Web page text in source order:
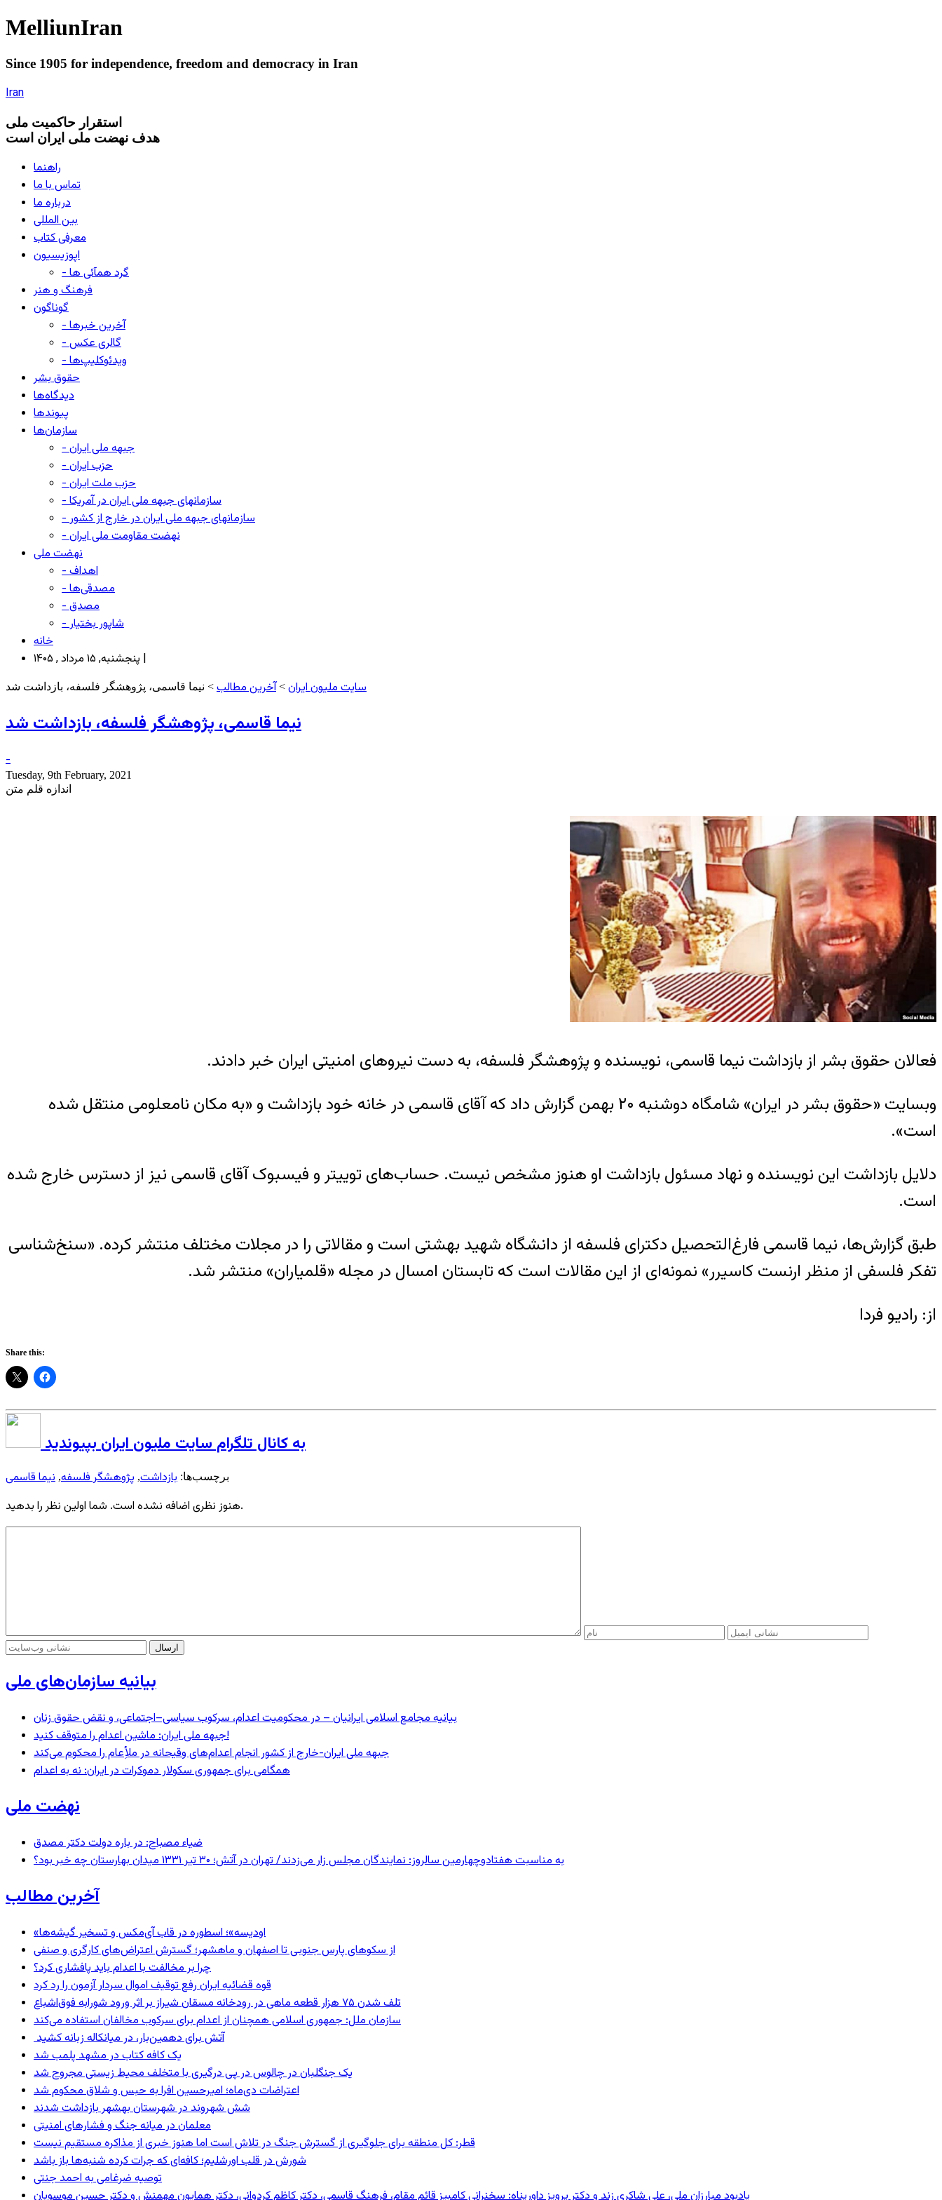
MelliunIran
Since 1905 for independence, freedom and democracy in Iran
Iran
استقرار حاکميت ملی
هدف نهضت ملی ایران است
راهنما
تماس با ما
درباره ما
بین المللی
معرفی کتاب
اپوزیسیون
- گرد همآئی ها
فرهنگ و هنر
گوناگون
- آخرین خبرها
- گالری عکس
- ویدئوکلیپ‌ها
حقوق بشر
دیدگاه‌ها
پیوندها
سازمان‌ها
- جبهه ملی ایران
- حزب ایران
- حزب ملت ایران
- سازمانهای جبهه ملی ایران در آمریکا
- سازمانهای جبهه ملی ایران در خارج از کشور
- نهضت مقاومت ملی ایران
نهضت ملی
- اهداف
- مصدقی‌ها
- مصدق
- شاپور بختیار
خانه
پنجشنبه, ۱۵ مرداد , ۱۴۰۵ |
سایت ملیون ایران >آخرین مطالب > نیما قاسمی، پژوهشگر فلسفه، بازداشت شد
نیما قاسمی، پژوهشگر فلسفه، بازداشت شد
-
Tuesday, 9th February, 2021
اندازه قلم متن
فعالان حقوق بشر از بازداشت نیما قاسمی، نویسنده و پژوهشگر فلسفه، به دست نیروهای امنیتی ایران خبر دادند.
وبسایت «حقوق بشر در ایران» شامگاه دوشنبه ۲۰ بهمن گزارش داد که آقای قاسمی در خانه خود بازداشت و «به مکان نامعلومی منتقل شده
است».
دلایل بازداشت این نویسنده و نهاد مسئول بازداشت او هنوز مشخص نیست. حساب‌های توییتر و فیسبوک آقای قاسمی نیز از دسترس خارج شده
است.
طبق گزارش‌ها، نیما قاسمی فارغ‌التحصیل دکترای فلسفه از دانشگاه شهید بهشتی است و مقالاتی را در مجلات مختلف منتشر کرده. «سنخ‌شناسی
تفکر فلسفی از منظر ارنست کاسیرر» نمونه‌ای از این مقالات است که تابستان امسال در مجله «قلمیاران» منتشر شد.
از: رادیو فردا
Share this:
به کانال تلگرام سایت ملیون ایران بپیوندید
برچسب‌ها: بازداشت, پژوهشگر فلسفه, نیما قاسمی
هنوز نظری اضافه نشده است. شما اولین نظر را بدهید.
بیانیه سازمان‌های ملی
بیانیه مجامع اسلامی ایرانیان – در محکومیت اعدام، سرکوب سیاسی–اجتماعی، و نقض حقوق زنان
جبهه ملی ایران: ماشین اعدام را متوقف کنید!
جبهه ملی ایران-خارج از کشور انجام اعدام‌های وقیحانه در ملأِعام را محکوم می‌کند
همگامی برای جمهوری سکولار دموکرات در ایران: نه به اعدام
نهضت ملی
ضیاء مصباح: در باره دولت دکتر مصدق
به مناسبت هفتادوچهارمین سالروز: نمایندگان مجلس زار می‌زدند/ تهران در آتش؛ ۳۰ تیر ۱۳۳۱ میدان بهارستان چه خبر بود؟
آخرین مطالب
«اودیسه»؛ اسطوره در قاب آی‌مکس و تسخیر گیشه‌ها
از سکوهای پارس جنوبی تا اصفهان و ماهشهر؛ گسترش اعتراض‌های کارگری و صنفی
چرا بر مخالفت با اعدام باید پافشاری کرد؟
قوه قضائیه ایران رفع توقیف اموال سردار آزمون را رد کرد
تلف شدن ۷۵ هزار قطعه ماهی در رودخانه مسقان شیراز بر اثر ورود شورابه فوق‌اشباع
سازمان ملل: جمهوری اسلامی همچنان از اعدام برای سرکوب مخالفان استفاده می‌کند
آتش برای دهمین‌بار، در میانکاله زبانه کشید
یک کافه کتاب در مشهد پلمب شد
یک جنگلبان در چالوس در پی درگیری با متخلف محیط زیستی مجروح شد
اعتراضات دی‌ماه؛ امیرحسین افرا به حبس و شلاق محکوم شد
شش شهروند در شهرستان بهشهر بازداشت شدند
معلمان در میانه جنگ و فشارهای امنیتی
قطر: کل منطقه برای جلوگیری از گسترش جنگ در تلاش است اما هنوز خبری از مذاکره مستقیم نیست
شورش در قلب اورشلیم؛ کافه‌ای که جرات کرده شنبه‌ها باز باشد
توصیه ضرغامی به احمد جنتی
یادبود مبارزان ملی، علی شاکری زند و دکتر پرویز داورپناه: سخنرانی کامبیز قائم مقام، فرهنگ قاسمی، دکتر کاظم کردوانی، دکتر همایون مهمنش و دکتر حسین موسویان